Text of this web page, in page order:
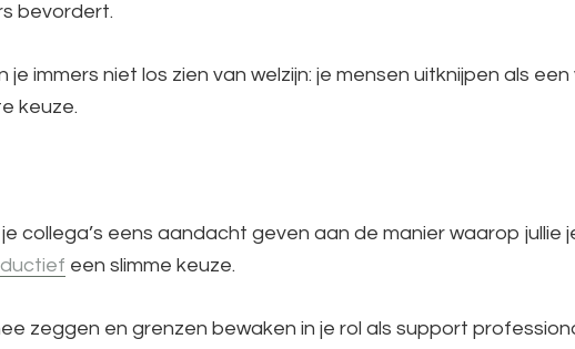
bevordert.
je immers niet los zien van welzijn: je mensen uitknijpen als
keuze.
collega’s eens aandacht geven aan de manier waarop jullie
een slimme keuze.
zeggen en grenzen bewaken in je rol als support